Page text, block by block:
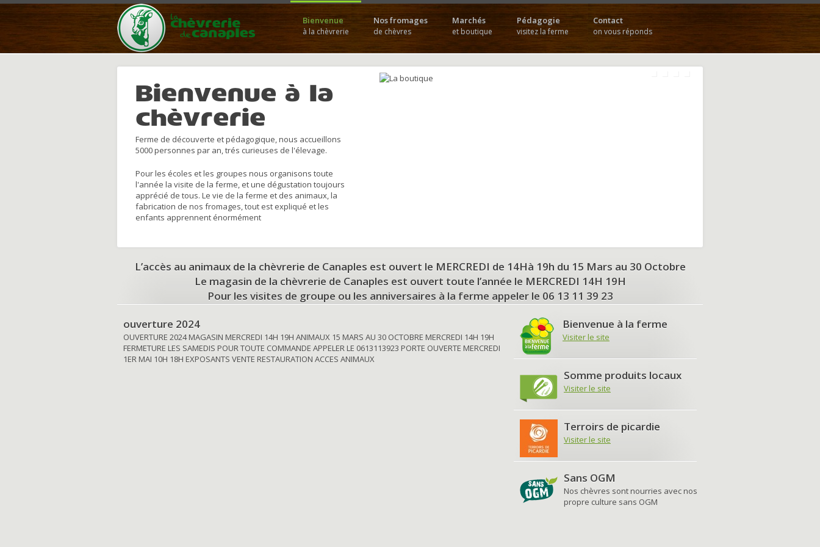
Bienvenue
à la chèvrerie
Nos fromages
de chèvres
Marchés
et boutique
Pédagogie
visitez la ferme
Contact
on vous réponds
Bienvenue à la
chèvrerie
Ferme de découverte et pédagogique, nous accueillons
5000 personnes par an, trés curieuses de l'élevage.
Pour les écoles et les groupes nous organisons toute
l'année la visite de la ferme, et une dégustation toujours
apprécié de tous. Le vie de la ferme et des animaux, la
fabrication de nos fromages, tout est expliqué et les
enfants apprennent énormément
L’accès au animaux de la chèvrerie de Canaples est ouvert le MERCREDI de 14Hà 19h du 15 Mars au 30 Octobre
Le magasin de la chèvrerie de Canaples est ouvert toute l’année le MERCREDI 14H 19H
Pour les visites de groupe ou les anniversaires à la ferme appeler le 06 13 11 39 23
ouverture 2024
OUVERTURE 2024 MAGASIN MERCREDI 14H 19H ANIMAUX 15 MARS AU 30 OCTOBRE MERCREDI 14H 19H
FERMETURE LES SAMEDIS POUR TOUTE COMMANDE APPELER LE 0613113923 PORTE OUVERTE MERCREDI
1ER MAI 10H 18H EXPOSANTS VENTE RESTAURATION ACCES ANIMAUX
Bienvenue à la ferme
Visiter le site
Somme produits locaux
Visiter le site
Terroirs de picardie
Visiter le site
Sans OGM
Nos chèvres sont nourries avec nos
propre culture sans OGM